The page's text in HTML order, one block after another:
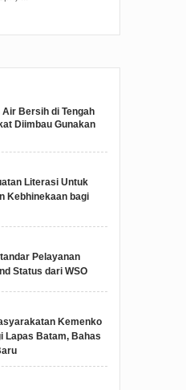
Bersih di Tengah
Diimbau Gunakan
Literasi Untuk
Kebhinekaan bagi
Pelayanan
Status dari WSO
Kemenko
Lapas Batam, Bahas